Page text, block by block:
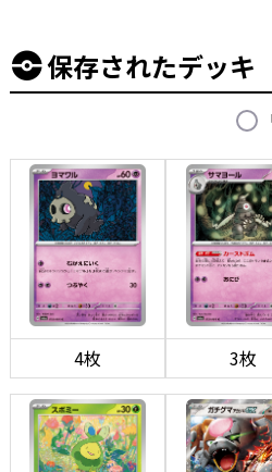
保存されたデッキ
4枚 3枚